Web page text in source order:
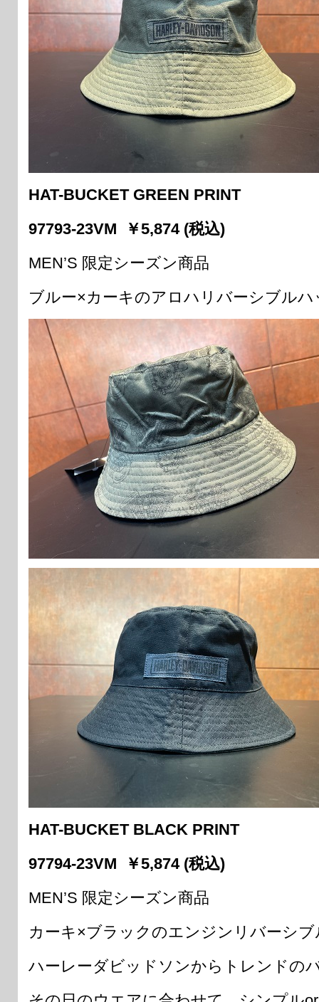
HAT-BUCKET GREEN PRINT
97793-23VM ￥5,874 (税込)
MEN’S 限定シーズン商品
ブルー×カーキのアロハリバーシブルハ
HAT-BUCKET BLACK PRINT
97794-23VM ￥5,874 (税込)
MEN’S 限定シーズン商品
カーキ×ブラックのエンジンリバーシ
ハーレーダビッドソンからトレンドの